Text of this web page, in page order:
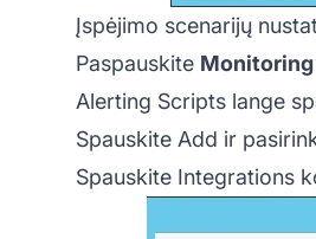
Įspėjimo scenarijų
Paspauskite
Alerting Scripts lange
Spauskite Add ir
Spauskite Integrations